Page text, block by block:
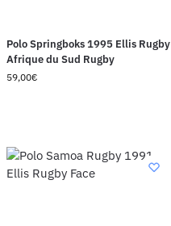
Polo Springboks 1995 Ellis Rugby
Afrique du Sud Rugby
59,00€